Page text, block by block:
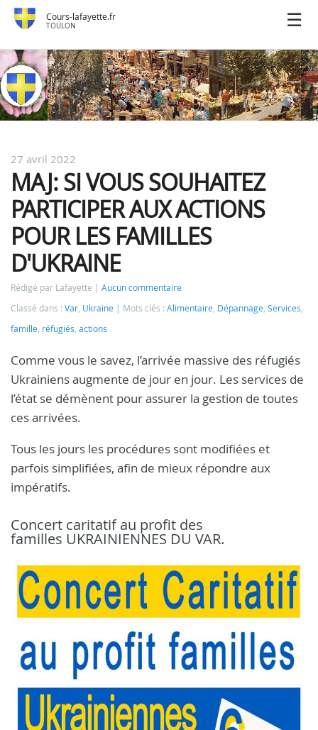
Cours-lafayette.fr
TOULON
27 avril 2022
MAJ: SI VOUS SOUHAITEZ
PARTICIPER AUX ACTIONS
POUR LES FAMILLES
D'UKRAINE
Rédigé par Lafayette
Aucun commentaire
Classé dans : Var, Ukraine Mots clés : Alimentaire, Dépannage, Services,
famille, réfugiés, actions
Comme vous le savez, l’arrivée massive des réfugiés
Ukrainiens augmente de jour en jour. Les services de
l’état se démènent pour assurer la gestion de toutes
ces arrivées.
Tous les jours les procédures sont modifiées et
parfois simplifiées, afin de mieux répondre aux
impératifs.
Concert caritatif au profit des
familles UKRAINIENNES DU VAR.